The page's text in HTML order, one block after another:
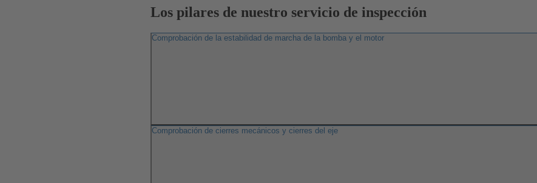
Los pilares de nuestro servicio de inspección
Comprobación de la estabilidad de marcha de la bomba y el motor
Comprobación de cierres mecánicos y cierres del eje